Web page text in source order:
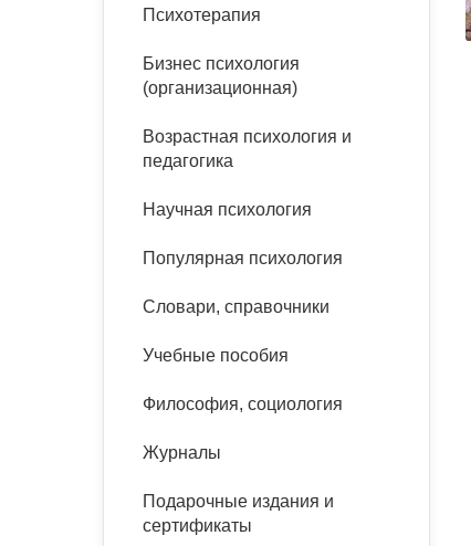
панические атаки
Психодрама
Сказкотерапия
психотерапии
Классический, эриксоновский
эргономика
Социальная психология
Психология развития
организационная психология
психоанализ
Психотерапия
Бизнес психология
(организационная)
Возрастная психология и
педагогика
Научная психология
Популярная психология
Словари, справочники
Учебные пособия
Философия, социология
Журналы
Подарочные издания и
сертификаты